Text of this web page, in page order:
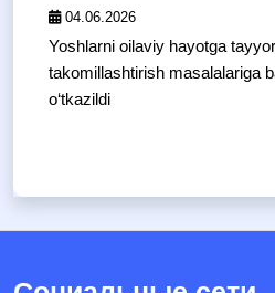
04.06.2026
Yoshlarni oilaviy hayotga
takomillashtirish masalalariga
o‘tkazildi